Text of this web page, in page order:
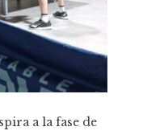
a la fase de